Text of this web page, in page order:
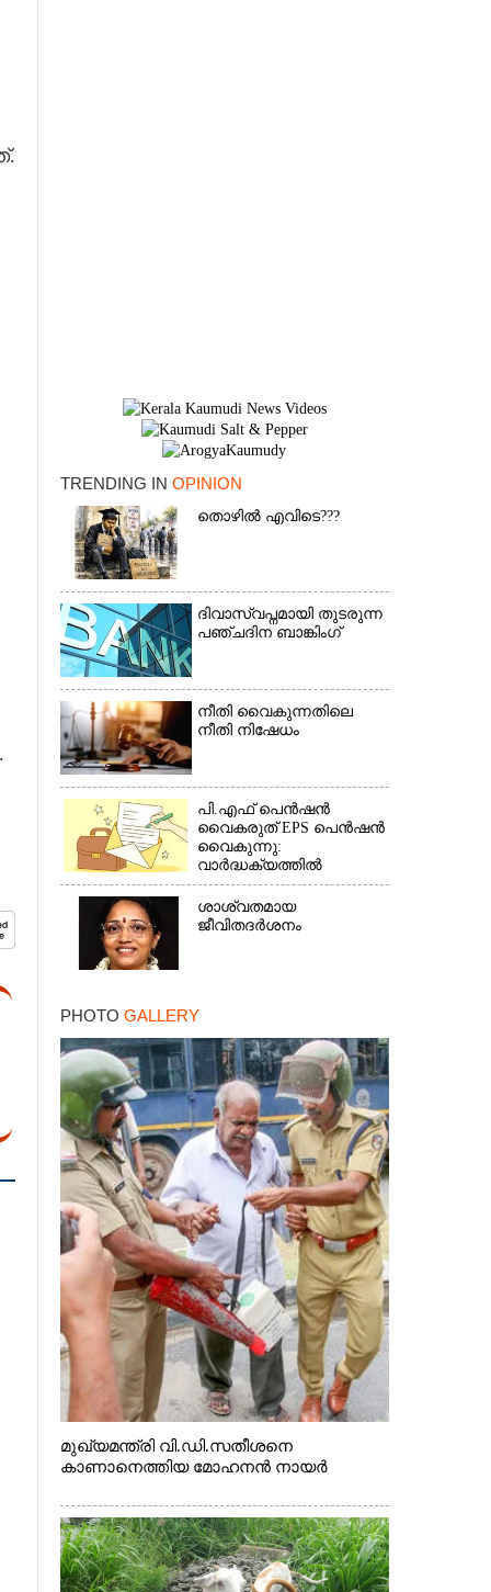
TRENDING IN OPINION
തൊഴിൽ എവിടെ???
ദിവാസ്വപ്നമായി തുടരുന്ന
പഞ്ചദിന ബാങ്കിംഗ്
നീതി വൈകുന്നതിലെ
നീതി നിഷേധം
പി.എഫ് പെൻഷൻ
വൈകരുത് EPS പെൻഷൻ
വൈകുന്നു:
വാർദ്ധക്യത്തിൽ
പെൻഷൻകാർ
ബുദ്ധിമുട്ടിൽ*(കത്ത്)
ശാശ്വതമായ
ജീവിതദർശനം
PHOTO GALLERY
മുഖ്യമന്ത്രി വി.ഡി.സതീശനെ
കാണാനെത്തിയ മോഹനൻ നായർ
×